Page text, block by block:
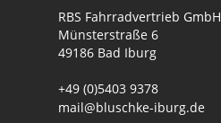
RBS Fahrradvertrieb GmbH
Münsterstraße 6
49186 Bad Iburg
+49 (0)5403 9378
mail@bluschke-iburg.de